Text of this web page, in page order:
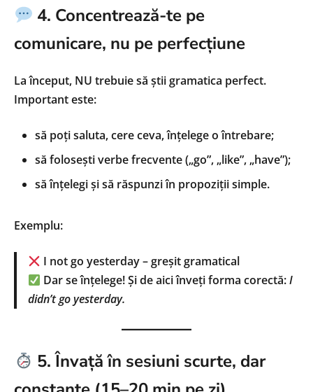
4. Concentrează-te pe
comunicare, nu pe perfecțiune
La început, NU trebuie să știi gramatica perfect.
Important este:
să poți saluta, cere ceva, înțelege o întrebare;
să folosești verbe frecvente („go”, „like”, „have”);
să înțelegi și să răspunzi în propoziții simple.
Exemplu:
I not go yesterday – greșit gramatical
Dar se înțelege! Și de aici înveți forma corectă:I
didn’t go yesterday.
5. Învață în sesiuni scurte, dar